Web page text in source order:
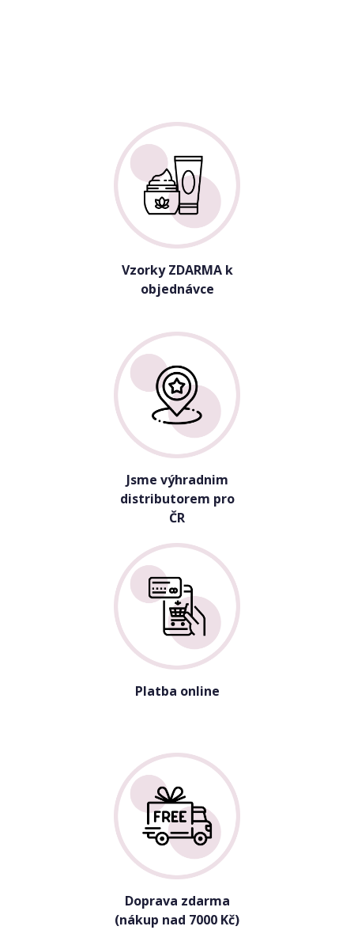
Vzorky ZDARMA k
objednávce
Jsme výhradnim
distributorem pro
ČR
Platba online
Doprava zdarma
(nákup nad 7000 Kč)